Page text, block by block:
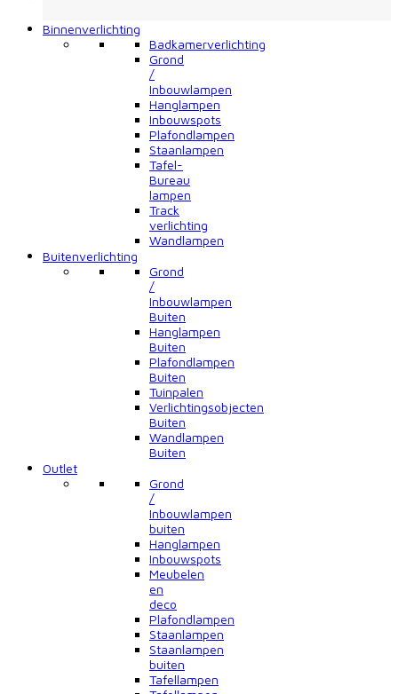
Binnenverlichting
Badkamerverlichting
Grond
/
Inbouwlampen
Hanglampen
Inbouwspots
Plafondlampen
Staanlampen
Tafel-
Bureau
lampen
Track
verlichting
Wandlampen
Buitenverlichting
Grond
/
Inbouwlampen
Buiten
Hanglampen
Buiten
Plafondlampen
Buiten
Tuinpalen
Verlichtingsobjecten
Buiten
Wandlampen
Buiten
Outlet
Grond
/
Inbouwlampen
buiten
Hanglampen
Inbouwspots
Meubelen
en
deco
Plafondlampen
Staanlampen
Staanlampen
buiten
Tafellampen